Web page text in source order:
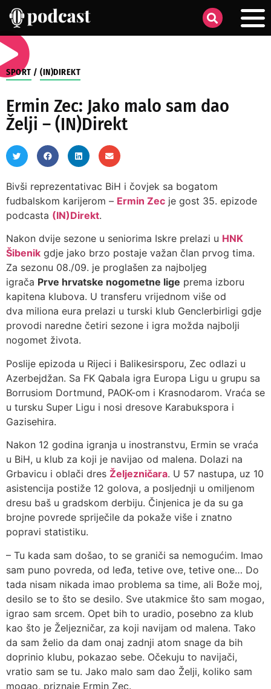
SPORT / (IN)DIREKT
Ermin Zec: Jako malo sam dao
Želji – (IN)Direkt
Bivši reprezentativac BiH i čovjek sa bogatom
fudbalskom karijerom – Ermin Zec je gost 35. epizode
podcasta (IN)Direkt.
Nakon dvije sezone u seniorima Iskre prelazi u HNK
Šibenik gdje jako brzo postaje važan član prvog tima.
Za sezonu 08./09. je proglašen za najboljeg
igrača Prve hrvatske nogometne lige prema izboru
kapitena klubova. U transferu vrijednom više od
dva miliona eura prelazi u turski klub Genclerbirligi gdje
provodi naredne četiri sezone i igra možda najbolji
nogomet života.
Poslije epizoda u Rijeci i Balikesirsporu, Zec odlazi u
Azerbejdžan. Sa FK Qabala igra Europa Ligu u grupu sa
Borrusiom Dortmund, PAOK-om i Krasnodarom. Vraća se
u tursku Super Ligu i nosi dresove Karabukspora i
Gazisehira.
Nakon 12 godina igranja u inostranstvu, Ermin se vraća
u BiH, u klub za koji je navijao od malena. Dolazi na
Grbavicu i oblači dres Željezničara. U 57 nastupa, uz 10
asistencija postiže 12 golova, a posljednji u omiljenom
dresu baš u gradskom derbiju. Činjenica je da su ga
brojne povrede spriječile da pokaže više i znatno
popravi statistiku.
– Tu kada sam došao, to se graniči sa nemogućim. Imao
sam puno povreda, od leđa, tetive ove, tetive one… Do
tada nisam nikada imao problema sa time, ali Bože moj,
desilo se to što se desilo. Sve utakmice što sam mogao,
igrao sam srcem. Opet bih to uradio, posebno za klub
kao što je Željezničar, za koji navijam od malena. Tako
da sam želio da dam onaj zadnji atom snage da bih
doprinio klubu, pokazao sebe. Očekuju to navijači,
vratio sam se tu. Jako malo sam dao Želji, koliko sam
mogao, priznaje Ermin Zec.